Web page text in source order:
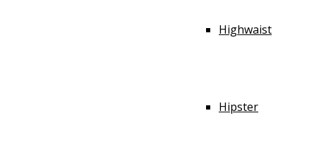
Highwaist
Hipster